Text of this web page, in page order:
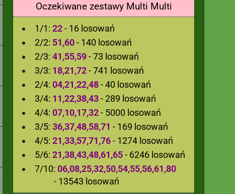
Oczekiwane zestawy Multi Multi
1/1: 22- 16 losowań
2/2: 51,60- 140 losowań
2/3: 41,55,59- 73 losowań
3/3: 18,21,72- 741 losowań
2/4: 04,21,22,48- 40 losowań
3/4: 11,22,38,43- 289 losowań
4/4: 07,10,17,32- 5000 losowań
3/5: 36,37,48,58,71 - 169 losowań
4/5: 21,33,57,71,76- 1274 losowań
5/6: 21,38,43,48,61,65- 6246 losowań
7/10: 06,08,25,32,50,54,55,56,61,80
- 13543 losowań